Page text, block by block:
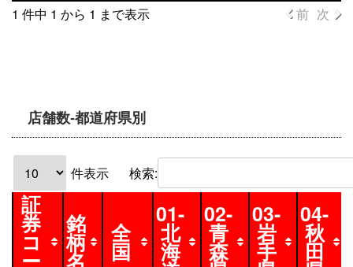
1 件中 1 から 1 まで表示 前 次
店舗数-都道府県別
件表示 検索:
証
券
コ
ー
銘
柄
名
全
国
01-
北
海
02-
青
森
03-
岩
手
04-
秋
田